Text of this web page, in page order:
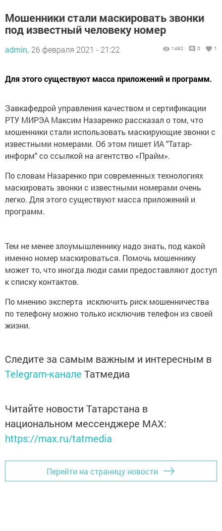
Мошенники стали маскировать звонки
под известный человеку номер
admin, 26 февраля 2021 - 21:22 1492 0 1
Для этого существуют масса приложений и программ.
Завкафедрой управления качеством и сертификации
РТУ МИРЭА Максим Назаренко рассказал о том, что
мошенники стали использовать маскирующие звонки с
известными номерами. Об этом пишет ИА "Татар-
информ" со ссылкой на агентство «Прайм».
По словам Назаренко при современных технологиях
маскировать звонки с известными номерами очень
легко. Для этого существуют масса приложений и
программ.
Тем не менее злоумышленнику надо знать, под какой
именно номер маскироваться. Помочь мошеннику
может то, что иногда люди сами предоставляют доступ
к списку контактов.
По мнению эксперта исключить риск мошенничества
по телефону можно только исключив телефон из своей
жизни.
Следите за самым важным и интересным в
Telegram-канале Татмедиа
Читайте новости Татарстана в
национальном мессенджере MАХ:
https://max.ru/tatmedia
Перейти на страницу новости